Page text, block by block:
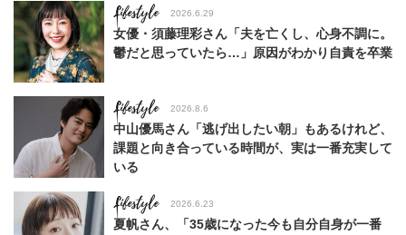
Lifestyle 2026.6.29
女優・須藤理彩さん「夫を亡くし、心身不調に。
鬱だと思っていたら…」原因がわかり自責を卒業
Lifestyle 2026.8.6
中山優馬さん「逃げ出したい朝」もあるけれど、
課題と向き合っている時間が、実は一番充実して
いる
Lifestyle 2026.6.23
夏帆さん、「35歳になった今も自分自身が一番